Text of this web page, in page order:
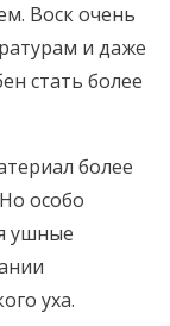
Воск очень
и даже
стать более
более
особо
ушные
уха.